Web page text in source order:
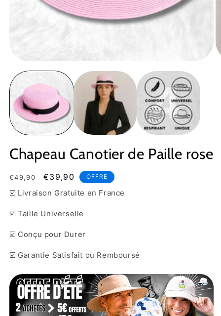
média
1
dans
une
fenêtre
modale
Chapeau Canotier de Paille rose
Prix
habituel
€49,90
Prix
soldé
€39,90 OFFRE
☑️ Livraison Gratuite en France
☑️ Taille Universelle
☑️ Conçu pour Durer
☑️ Garantie Satisfait ou Remboursé